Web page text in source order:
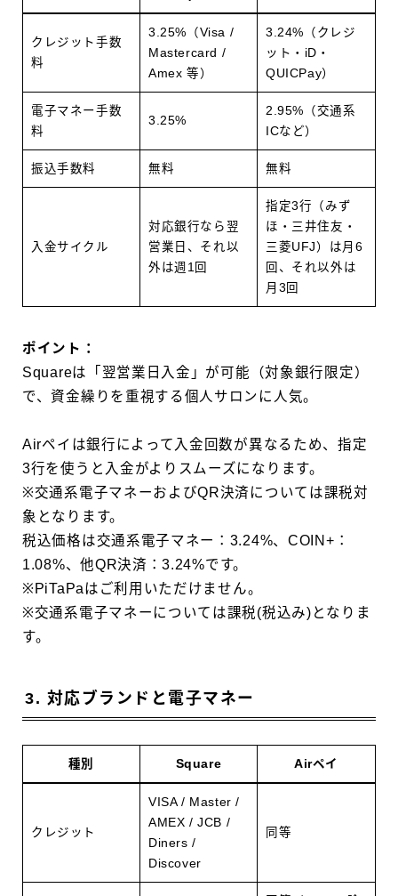
クレジット手数
料
3.25%（Visa /
Mastercard /
Amex 等）
3.24%（クレジ
ット・iD・
QUICPay）
電子マネー手数
料
3.25%
2.95%（交通系
ICなど）
振込手数料 無料 無料
入金サイクル
対応銀行なら翌
営業日、それ以
外は週1回
指定3行（みず
ほ・三井住友・
三菱UFJ）は月6
回、それ以外は
月3回
ポイント：
Squareは「翌営業日入金」が可能（対象銀行限定）
で、資金繰りを重視する個人サロンに人気。
Airペイは銀行によって入金回数が異なるため、指定
3行を使うと入金がよりスムーズになります。
※交通系電子マネーおよびQR決済については課税対
象となります。
税込価格は交通系電子マネー：3.24%、COIN+：
1.08%、他QR決済：3.24%です。
※PiTaPaはご利用いただけません。
※交通系電子マネーについては課税(税込み)となりま
す。
3. 対応ブランドと電子マネー
種別 Square Airペイ
クレジット
VISA / Master /
AMEX / JCB /
Diners /
Discover
同等